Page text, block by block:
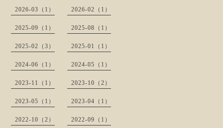
2026-03（1） 2026-02（1）
2025-09（1） 2025-08（1）
2025-02（3） 2025-01（1）
2024-06（1） 2024-05（1）
2023-11（1） 2023-10（2）
2023-05（1） 2023-04（1）
2022-10（2） 2022-09（1）